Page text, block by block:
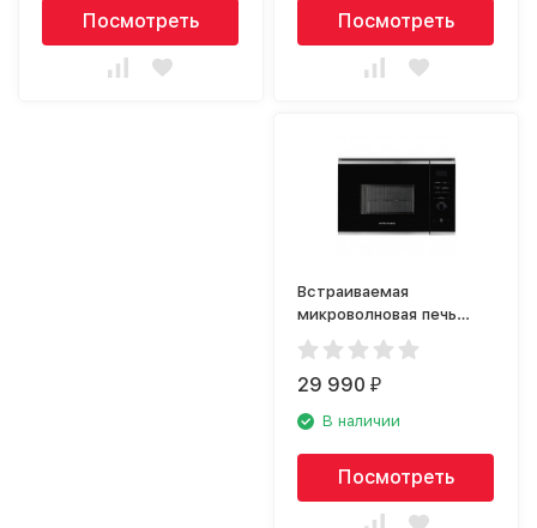
Посмотреть Посмотреть
Встраиваемая
микроволновая печь
Kuppersberg HMW 650
BX
29 990₽
В наличии
Посмотреть